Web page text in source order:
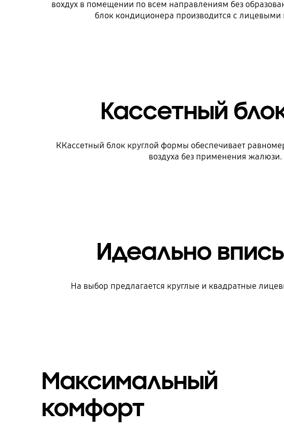
вохдух в помещении по всем направлениям без
блок кондиционера производится с лицевыми
Кассетный
ККассетный блок круглой формы обеспечивает
воздуха без применения
Идеально
На выбор предлагается круглые и квадратные
Максимальный
комфорт